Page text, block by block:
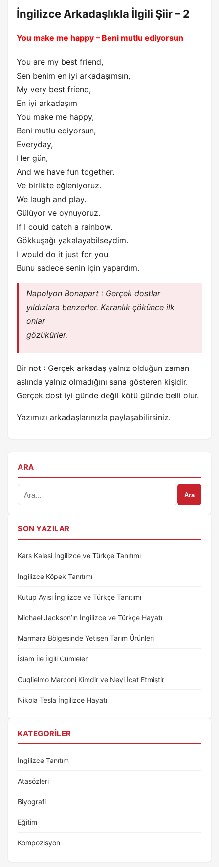
İngilizce Arkadaşlıkla İlgili Şiir – 2
You make me happy – Beni mutlu ediyorsun
You are my best friend,
Sen benim en iyi arkadaşımsın,
My very best friend,
En iyi arkadaşım
You make me happy,
Beni mutlu ediyorsun,
Everyday,
Her gün,
And we have fun together.
Ve birlikte eğleniyoruz.
We laugh and play.
Gülüyor ve oynuyoruz.
If I could catch a rainbow.
Gökkuşağı yakalayabilseydim.
I would do it just for you,
Bunu sadece senin için yapardım.
Napolyon Bonapart : Gerçek dostlar
yıldızlara benzerler. Karanlık çökünce ilk
onlar
gözükürler.
Bir not : Gerçek arkadaş yalnız olduğun zaman
aslında yalnız olmadığını sana gösteren kişidir.
Gerçek dost iyi günde değil kötü günde belli olur.
Yazımızı arkadaşlarınızla paylaşabilirsiniz.
ARA
Ara
SON YAZILAR
Kars Kalesi İngilizce ve Türkçe Tanıtımı
İngilizce Köpek Tanıtımı
Kutup Ayısı İngilizce ve Türkçe Tanıtımı
Michael Jackson’ın İngilizce ve Türkçe Hayatı
Marmara Bölgesinde Yetişen Tarım Ürünleri
İslam İle İlgili Cümleler
Guglielmo Marconi Kimdir ve Neyi İcat Etmiştir
Nikola Tesla İngilizce Hayatı
KATEGORILER
İngilizce Tanıtım
Atasözleri
Biyografi
Eğitim
Kompozisyon